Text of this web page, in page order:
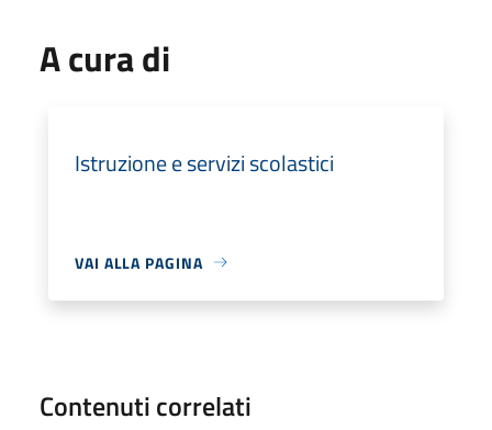
A cura di
Istruzione e servizi scolastici
VAI ALLA PAGINA
Contenuti correlati